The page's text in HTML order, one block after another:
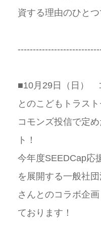
資する理由のひとつ
■10月29日（日）
とのこどもトラスト
コモンズ投信で定
ト！
今年度SEEDCap応
を展開する一般社
さんとのコラボ企
ております！